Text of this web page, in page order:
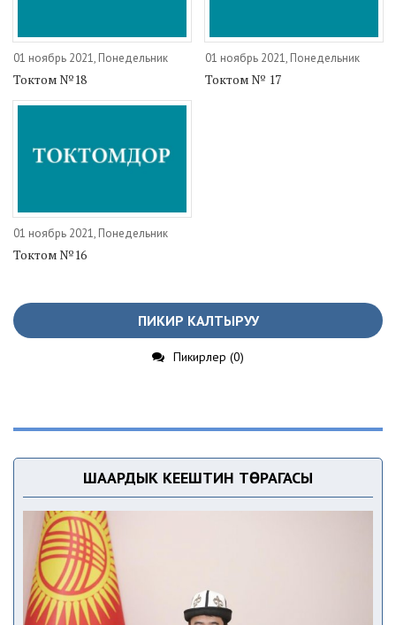
01 ноябрь 2021, Понедельник
Токтом №18
01 ноябрь 2021, Понедельник
Токтом № 17
01 ноябрь 2021, Понедельник
Токтом №16
ПИКИР КАЛТЫРУУ
Пикирлер (0)
ШААРДЫК КЕҢЕШТИН ТӨРАГАСЫ